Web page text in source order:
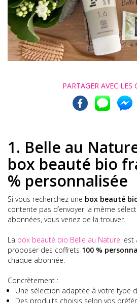
PARTAGER AVEC LES
1. Belle au
box beauté bio
% personnalisée
Si vous recherchez une box beauté
contente pas d’envoyer la même
abonnées, vous venez de la trouver.
La box beauté bio Belle au Naturel est
proposer des coffrets 100 %
chaque abonnée.
Concrètement :
Une sélection adaptée à votre type
Des produits choisis selon vos